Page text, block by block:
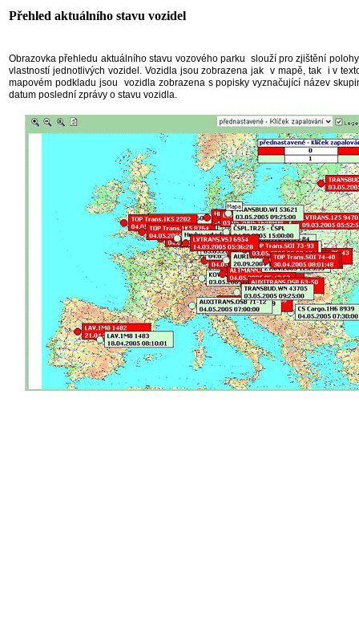
Přehled aktuálního stavu vozidel
Obrazovka přehledu aktuálního stavu vozového parku slouží pro zjištění
vlastností jednotlivých vozidel. Vozidla jsou zobrazena jak v mapě, tak i v
mapovém podkladu jsou
vozidla zobrazena s popisky vyznačující název
datum poslední zprávy o stavu vozidla.